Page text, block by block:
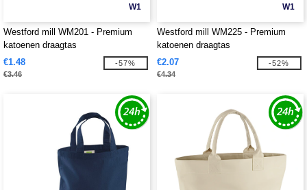
W1
Westford mill WM201 - Premium
katoenen draagtas
€1.48
€3.46
-57%
W1
Westford mill WM225 - Premium
katoenen draagtas
€2.07
€4.34
-52%